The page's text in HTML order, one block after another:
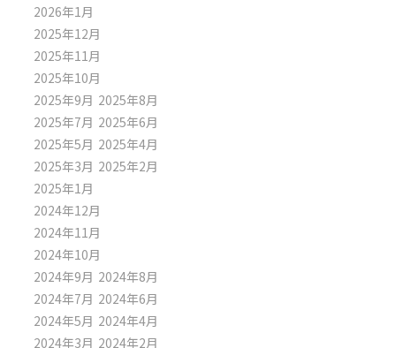
2026年1月
2025年12月
2025年11月
2025年10月
2025年9月 2025年8月
2025年7月 2025年6月
2025年5月 2025年4月
2025年3月 2025年2月
2025年1月
2024年12月
2024年11月
2024年10月
2024年9月 2024年8月
2024年7月 2024年6月
2024年5月 2024年4月
2024年3月 2024年2月